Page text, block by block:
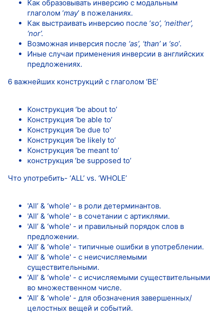
Как образовывать инверсию с модальным
глаголом ‘may’ в пожеланиях.
Как выстраивать инверсию после ‘so’, ‘neither’,
‘nor’.
Возможная инверсия после ‘as’, ‘than’ и ‘so’.
Иные случаи применения инверсии в английских
предложениях.
6 важнейших конструкций с глаголом ‘BE’
Конструкция ‘be about to’
Конструкция ‘be able to’
Конструкция ‘be due to'
Конструкция ‘be likely to’
Конструкция ‘be meant to’
конструкция ‘be supposed to’
Что употребить- ‘ALL’ vs. ‘WHOLE’
'All’ & ‘whole' - в роли детерминантов.
'All’ & ‘whole' - в сочетании с артиклями.
'All’ & ‘whole' - и правильный порядок слов в
предложении.
'All’ & ‘whole' - типичные ошибки в употреблении.
'All’ & ‘whole' - с неисчисляемыми
существительными.
'All’ & ‘whole' - с исчисляемыми существительными
во множественном числе.
'All’ & ‘whole' - для обозначения завершенных/
целостных вещей и событий.